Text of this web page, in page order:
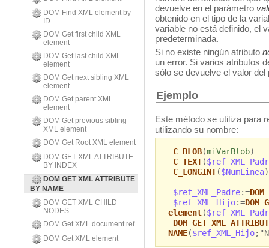
DOM Find XML element by
ID
DOM Get first child XML
element
DOM Get last child XML
element
DOM Get next sibling XML
element
DOM Get parent XML
element
DOM Get previous sibling
XML element
DOM Get Root XML element
DOM GET XML ATTRIBUTE
BY INDEX
DOM GET XML ATTRIBUTE
BY NAME
DOM GET XML CHILD
NODES
DOM Get XML document ref
DOM Get XML element
devuelve en el parámetro
obtenido en el tipo de la
variable no está definido, el
predeterminada.
Si no existe ningún atributo
un error. Si varios atributos
sólo se devuelve el valor del
Ejemplo
Este método se utiliza para
utilizando su nombre:
C_BLOB(miVarBlob)
C_TEXT(
C_LONGINT($NumLinea)
$ref_XML_Padre:=
$ref_XML_Hijo:=
element(
DOM GET XML
NAME($ref_XML_Hijo